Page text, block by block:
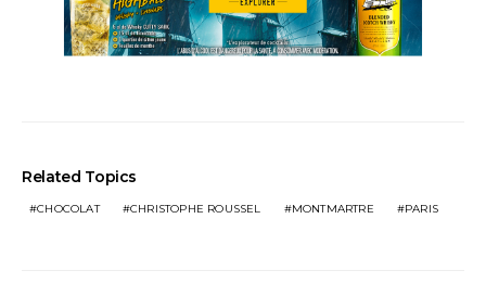
Related Topics
CHOCOLAT CHRISTOPHE ROUSSEL MONTMARTRE PARIS